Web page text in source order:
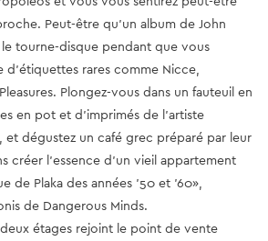
Peut-être qu'un album de John
tourne-disque pendant que vous
d'étiquettes rares comme Nicce,
Plongez-vous dans un fauteuil en
en pot et d'imprimés de l'artiste
et dégustez un café grec préparé par leur
créer l'essence d'un vieil appartement
de Plaka des années '50 et '60»,
de Dangerous Minds.
étages rejoint le point de vente